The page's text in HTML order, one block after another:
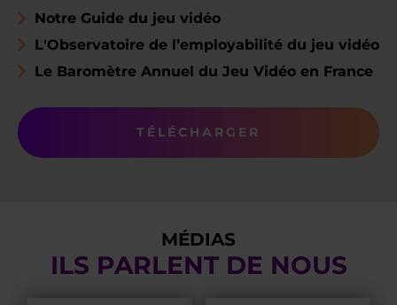
Notre Guide du jeu vidéo
L'Observatoire de l’employabilité du jeu vidéo
Le Baromètre Annuel du Jeu Vidéo en France
TÉLÉCHARGER
MÉDIAS
ILS PARLENT DE NOUS